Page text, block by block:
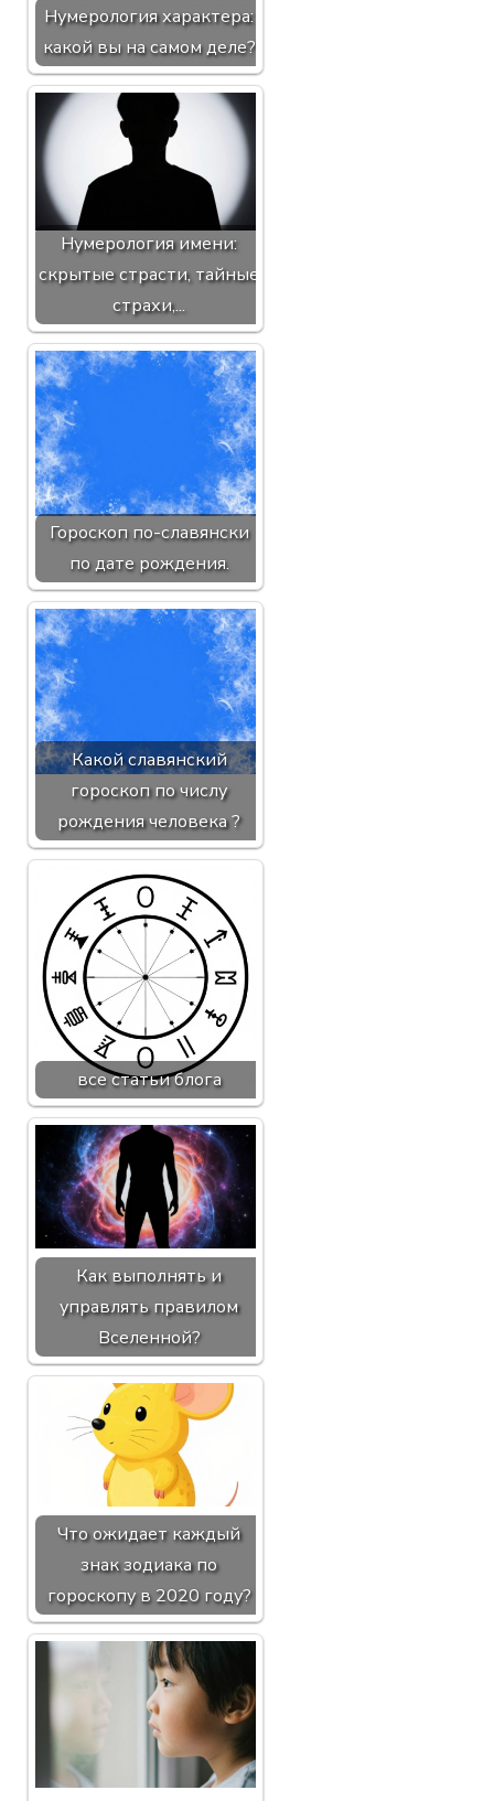
Нумерология характера:
какой вы на самом деле?
Нумерология имени:
скрытые страсти, тайные
страхи,...
Гороскоп по-славянски
по дате рождения.
Какой славянский
гороскоп по числу
рождения человека ?
все статьи блога
Как выполнять и
управлять правилом
Вселенной?
Что ожидает каждый
знак зодиака по
гороскопу в 2020 году?